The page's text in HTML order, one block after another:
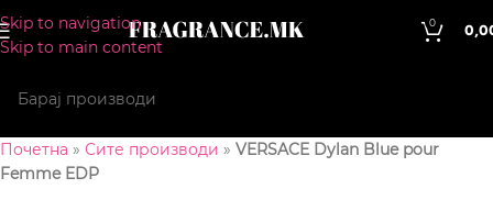
Skip to navigation
Skip to main content
0
Почетна » Сите производи » VERSACE Dylan Blue pour
Femme EDP